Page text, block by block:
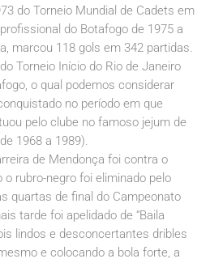
do Torneio Mundial de Cadets em
do Botafogo de 1975 a
marcou 118 gols em 342 partidas.
Torneio Início do Rio de Janeiro
o qual podemos considerar
no período em que
pelo clube no famoso jejum de
1968 a 1989).
de Mendonça foi contra o
o rubro-negro foi eliminado pelo
quartas de final do Campeonato
tarde foi apelidado de “Baila
lindos e desconcertantes dribles
e colocando a bola forte, a